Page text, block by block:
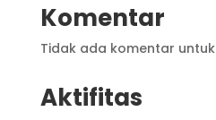
Komentar
Tidak ada komentar
Aktifitas